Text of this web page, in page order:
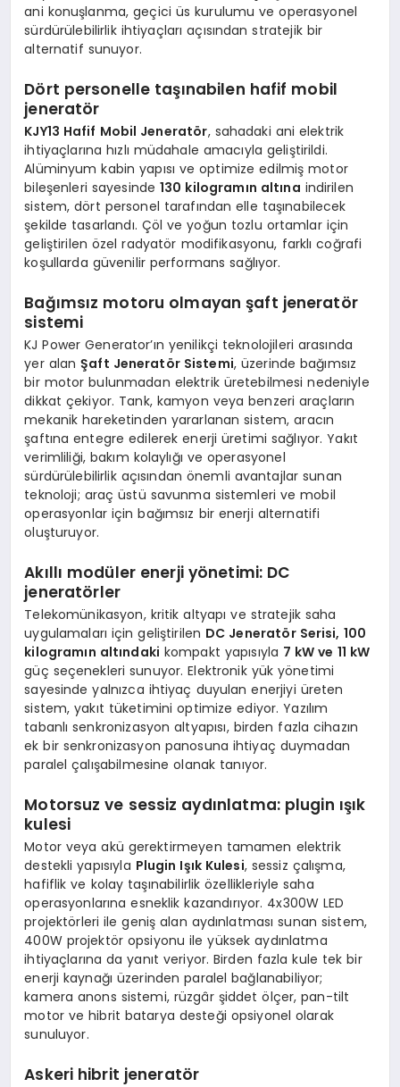
ani konuşlanma, geçici üs kurulumu ve operasyonel
sürdürülebilirlik ihtiyaçları açısından stratejik bir
alternatif sunuyor.
Dört personelle taşınabilen hafif mobil
jeneratör
KJY13 Hafif Mobil Jeneratör, sahadaki ani elektrik
ihtiyaçlarına hızlı müdahale amacıyla geliştirildi.
Alüminyum kabin yapısı ve optimize edilmiş motor
bileşenleri sayesinde130 kilogramın altına indirilen
sistem, dört personel tarafından elle taşınabilecek
şekilde tasarlandı. Çöl ve yoğun tozlu ortamlar için
geliştirilen özel radyatör modifikasyonu, farklı coğrafi
koşullarda güvenilir performans sağlıyor.
Bağımsız motoru olmayan şaft jeneratör
sistemi
KJ Power Generator’ın yenilikçi teknolojileri arasında
yer alanŞaft Jeneratör Sistemi, üzerinde bağımsız
bir motor bulunmadan elektrik üretebilmesi nedeniyle
dikkat çekiyor. Tank, kamyon veya benzeri araçların
mekanik hareketinden yararlanan sistem, aracın
şaftına entegre edilerek enerji üretimi sağlıyor. Yakıt
verimliliği, bakım kolaylığı ve operasyonel
sürdürülebilirlik açısından önemli avantajlar sunan
teknoloji; araç üstü savunma sistemleri ve mobil
operasyonlar için bağımsız bir enerji alternatifi
oluşturuyor.
Akıllı modüler enerji yönetimi: DC
jeneratörler
Telekomünikasyon, kritik altyapı ve stratejik saha
uygulamaları için geliştirilen DC Jeneratör Serisi, 100
kilogramın altındaki kompakt yapısıyla 7 kW ve 11 kW
güç seçenekleri sunuyor. Elektronik yük yönetimi
sayesinde yalnızca ihtiyaç duyulan enerjiyi üreten
sistem, yakıt tüketimini optimize ediyor. Yazılım
tabanlı senkronizasyon altyapısı, birden fazla cihazın
ek bir senkronizasyon panosuna ihtiyaç duymadan
paralel çalışabilmesine olanak tanıyor.
Motorsuz ve sessiz aydınlatma: plugin ışık
kulesi
Motor veya akü gerektirmeyen tamamen elektrik
destekli yapısıyla Plugin Işık Kulesi, sessiz çalışma,
hafiflik ve kolay taşınabilirlik özellikleriyle saha
operasyonlarına esneklik kazandırıyor. 4x300W LED
projektörleri ile geniş alan aydınlatması sunan sistem,
400W projektör opsiyonu ile yüksek aydınlatma
ihtiyaçlarına da yanıt veriyor. Birden fazla kule tek bir
enerji kaynağı üzerinden paralel bağlanabiliyor;
kamera anons sistemi, rüzgâr şiddet ölçer, pan-tilt
motor ve hibrit batarya desteği opsiyonel olarak
sunuluyor.
Askeri hibrit jeneratör